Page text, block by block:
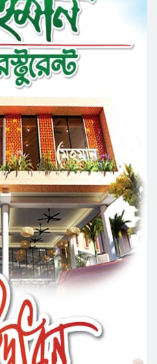
গবেষণা, অর্জন ও অঙ্গীকারে নতুন
ইউনিভার্সিটি রিসার্চ সোসাইটি
আবুল কাহের চৌধুরী জুলাই
মিছিল সম্পন্ন
উদ্যোগে সিলেটে বৃক্ষ রোপনের
প্রাণ গেল যুবকের
রচনা ও আবৃত্তি
বিতরণী অনুষ্ঠিত
অভ্যুত্থান দিবস উপলক্ষে
পালন
বিদ্যালয়ের নতুন ভবনের
মুক্তাদির